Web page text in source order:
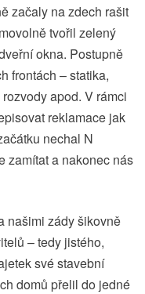
začaly na zdech rašit
tvořil zelený
okna. Postupně
frontách – statika,
apod. V rámci
reklamace jak
nechal N
zamítat a nakonec nás
našimi zády šikovně
– tedy jistého,
své stavební
domů přelil do jedné